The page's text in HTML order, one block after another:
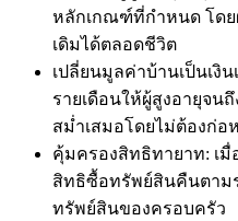
หลักเกณฑ์ที่กำหนด โดย
เดิมได้ตลอดชีวิต
เปลี่ยนมูลค่าบ้านเป็นเงิ
รายเดือนให้ผู้สูงอายุจน
สม่ำเสมอโดยไม่ต้องก่อ
คุ้มครองสิทธิทายาท: เมื่
สิทธิซื้อทรัพย์สินคืนตาม
ทรัพย์สินของครอบครัว